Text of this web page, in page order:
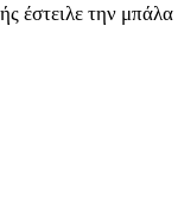
έστειλε την μπάλα